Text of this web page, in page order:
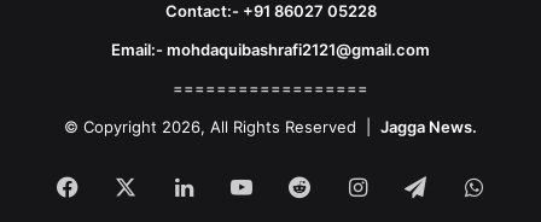
Contact:- +91 86027 05228
Email:- mohdaquibashrafi2121@gmail.com
==================
© Copyright 2026, All Rights Reserved | Jagga News.
Facebook LinkedInYouTubeRedditInstagram
Telegram